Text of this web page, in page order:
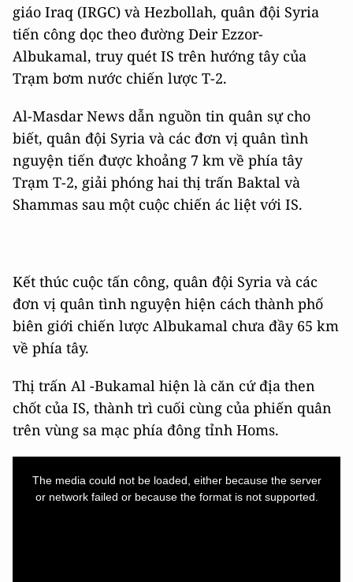
giáo Iraq (IRGC) và Hezbollah, quân đội Syria
tiến công dọc theo đường Deir Ezzor-
Albukamal, truy quét IS trên hướng tây của
Trạm bơm nước chiến lược T-2.
Al-Masdar News dẫn nguồn tin quân sự cho
biết, quân đội Syria và các đơn vị quân tình
nguyện tiến được khoảng 7 km về phía tây
Trạm T-2, giải phóng hai thị trấn Baktal và
Shammas sau một cuộc chiến ác liệt với IS.
Kết thúc cuộc tấn công, quân đội Syria và các
đơn vị quân tình nguyện hiện cách thành phố
biên giới chiến lược Albukamal chưa đầy 65 km
về phía tây.
Thị trấn Al -Bukamal hiện là căn cứ địa then
chốt của IS, thành trì cuối cùng của phiến quân
trên vùng sa mạc phía đông tỉnh Homs.
The media could not be loaded, either because the server
or network failed or because the format is not supported.